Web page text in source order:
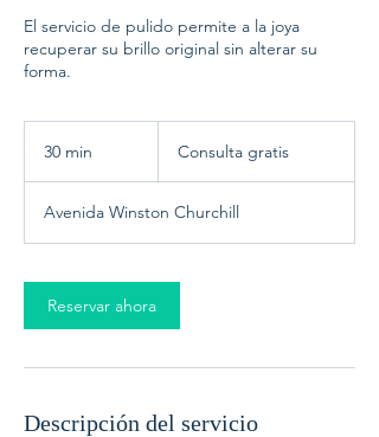
El servicio de pulido permite a la joya
recuperar su brillo original sin alterar su
forma.
30 min
m
i
Consulta gratis
Avenida Winston Churchill
Reservar ahora
Descripción del servicio